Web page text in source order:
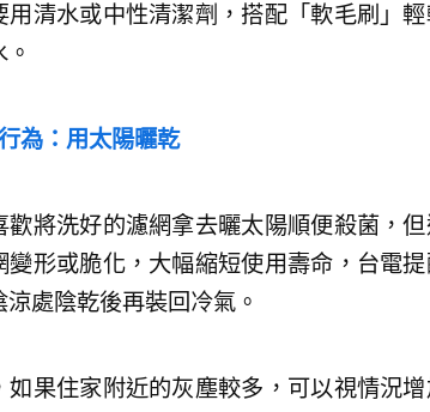
用清水或中性清潔劑，搭配「軟毛刷」
為：用太陽曬乾
歡將洗好的濾網拿去曬太陽順便殺菌，
變形或脆化，大幅縮短使用壽命，台電
涼處陰乾後再裝回冷氣。
如果住家附近的灰塵較多，可以視情況